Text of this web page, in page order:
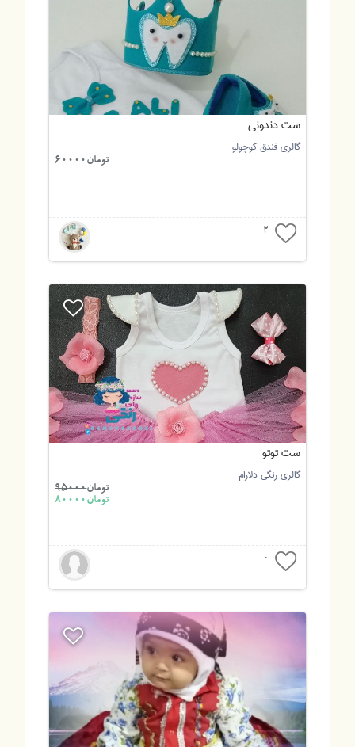
ست دندونی
گالری فندق کوچولو
تومان60000
2
ست توتو
گالری رنگی دلارام
تومان95000
تومان80000
0